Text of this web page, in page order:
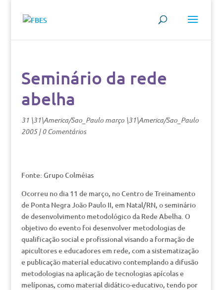
Seminário da rede
abelha
31 \31\America/Sao_Paulo março \31\America/Sao_Paulo
2005|0 Comentários
Fonte: Grupo Colméias
Ocorreu no dia 11 de março, no Centro de Treinamento
de Ponta Negra João Paulo II, em Natal/RN, o seminário
de desenvolvimento metodológico da Rede Abelha. O
objetivo do evento foi desenvolver metodologias de
qualificação social e profissional visando a formação de
apicultores e educadores em rede, com a sistematização
e publicação material educativo contemplando a difusão
metodologias na aplicação de tecnologias apícolas e
melíponas, como material didático-educativo, tendo por